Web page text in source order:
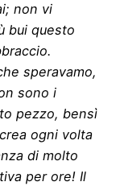
non vi
bui questo
speravamo,
sono i
pezzo, bensì
ogni volta
di molto
per ore! Il